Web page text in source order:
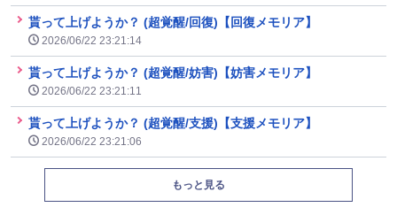
貰って上げようか？ (超覚醒/回復)【回復メモリア】
2026/06/22 23:21:14
貰って上げようか？ (超覚醒/妨害)【妨害メモリア】
2026/06/22 23:21:11
貰って上げようか？ (超覚醒/支援)【支援メモリア】
2026/06/22 23:21:06
もっと見る